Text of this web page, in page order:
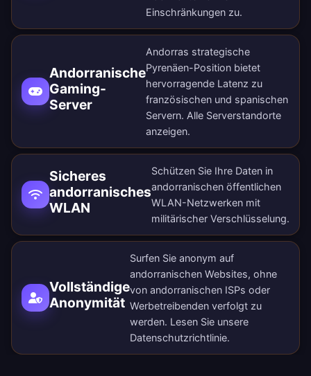
Einschränkungen zu.
Andorranische
Gaming-
Server
Andorras strategische
Pyrenäen-Position bietet
hervorragende Latenz zu
französischen und spanischen
Servern. Alle Serverstandorte
anzeigen.
Sicheres
andorranisches
WLAN
Schützen Sie Ihre Daten in
andorranischen öffentlichen
WLAN-Netzwerken mit
militärischer Verschlüsselung.
Vollständige
Anonymität
Surfen Sie anonym auf
andorranischen Websites, ohne
von andorranischen ISPs oder
Werbetreibenden verfolgt zu
werden. Lesen Sie unsere
Datenschutzrichtlinie.